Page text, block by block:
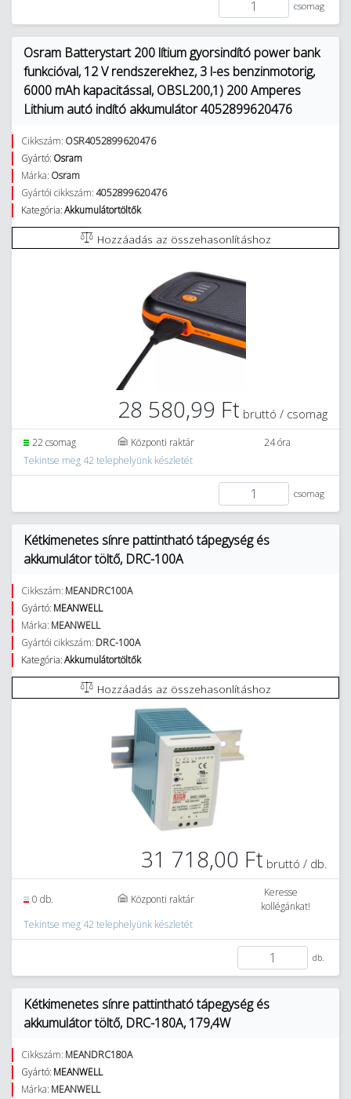
csomag
Osram Batterystart 200 lítium gyorsindító power bank
funkcióval, 12 V rendszerekhez, 3 l-es benzinmotorig,
6000 mAh kapacitással, OBSL200,1) 200 Amperes
Lithium autó indító akkumulátor 4052899620476
Cikkszám: OSR4052899620476
Gyártó: Osram
Márka: Osram
Gyártói cikkszám:4052899620476
Kategória:Akkumulátortöltők
Hozzáadás az összehasonlításhoz
28 580,99 Ft bruttó / csomag
22 csomag Központi raktár
24 óra
Tekintse meg 42 telephelyünk készletét
csomag
Kétkimenetes sínre pattintható tápegység és
akkumulátor töltő, DRC-100A
Cikkszám: MEANDRC100A
Gyártó: MEANWELL
Márka: MEANWELL
Gyártói cikkszám: DRC-100A
Kategória:Akkumulátortöltők
Hozzáadás az összehasonlításhoz
31 718,00 Ft bruttó / db.
0 db. Központi raktár
Keresse
kollégánkat!
Tekintse meg 42 telephelyünk készletét
db.
Kétkimenetes sínre pattintható tápegység és
akkumulátor töltő, DRC-180A, 179,4W
Cikkszám: MEANDRC180A
Gyártó: MEANWELL
Márka: MEANWELL